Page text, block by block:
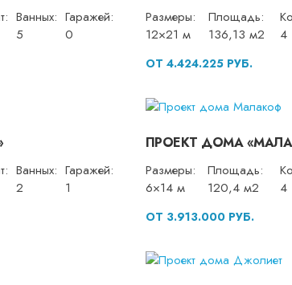
Ванных:
5
Гаражей:
0
Размеры:
12×21 м
Площадь:
136,13 м2
4
ОТ 4.424.225 РУБ.
Ванных:
2
Гаражей:
1
ПРОЕКТ ДОМА
Размеры:
6×14 м
Площадь:
120,4 м2
4
ОТ 3.913.000 РУБ.